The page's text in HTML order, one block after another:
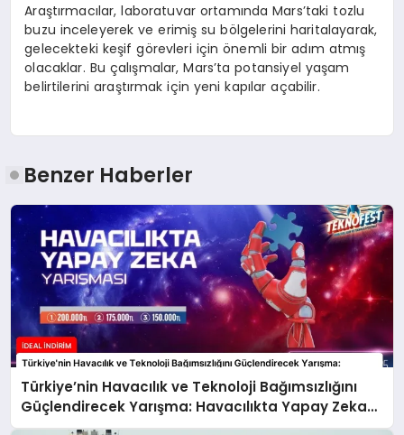
Araştırmacılar, laboratuvar ortamında Mars’taki tozlu
buzu inceleyerek ve erimiş su bölgelerini haritalayarak,
gelecekteki keşif görevleri için önemli bir adım atmış
olacaklar. Bu çalışmalar, Mars’ta potansiyel yaşam
belirtilerini araştırmak için yeni kapılar açabilir.
Benzer Haberler
Türkiye’nin Havacılık ve Teknoloji Bağımsızlığını
Güçlendirecek Yarışma: Havacılıkta Yapay Zeka
Yarışması